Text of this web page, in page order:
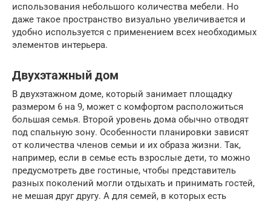
использования небольшого количества мебели. Но
даже такое пространство визуально увеличивается и
удобно используется с применением всех необходимых
элементов интерьера.
Двухэтажный дом
В двухэтажном доме, который занимает площадку
размером 6 на 9, может с комфортом расположиться
большая семья. Второй уровень дома обычно отводят
под спальную зону. Особенности планировки зависят
от количества членов семьи и их образа жизни. Так,
например, если в семье есть взрослые дети, то можно
предусмотреть две гостиные, чтобы представитель
разных поколений могли отдыхать и принимать гостей,
не мешая друг другу. А для семей, в которых есть